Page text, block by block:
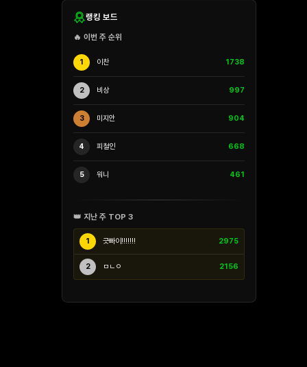
랭킹 보드
🔥 이번 주 순위
1 이찬 1738
2 비상 997
3 미지안 904
4 피철인 668
5 워니 461
👑 지난 주 TOP 3
1 긋빠이!!!!!!! 2975
2 ㅁㄴㅇ 2156